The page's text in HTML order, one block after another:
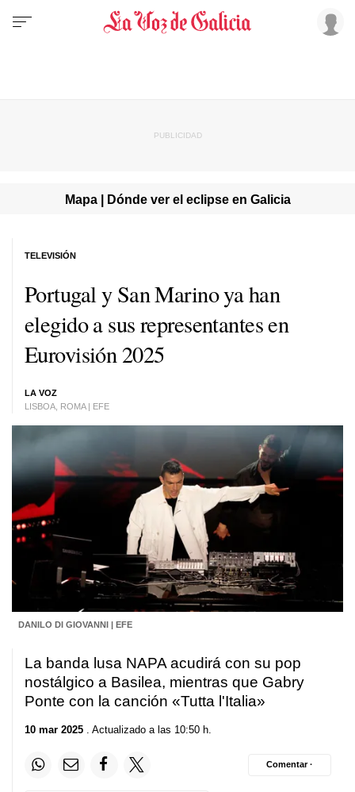
Mapa | Dónde ver el eclipse en Galicia
Portugal y San Marino ya han
elegido a sus representantes en
Eurovisión 2025
LA VOZ
LISBOA, ROMA | EFE
TELEVISIÓN
DANILO DI GIOVANNI | EFE
La banda lusa NAPA acudirá con su pop
nostálgico a Basilea, mientras que Gabry
Ponte con la canción «Tutta l'Italia»
10 mar 2025 . Actualizado a las 10:50 h.
Comentar ·